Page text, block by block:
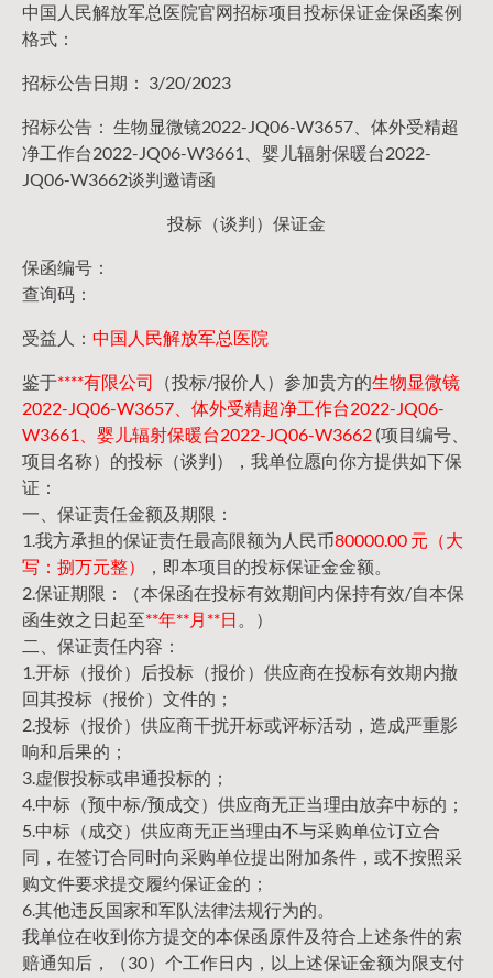
中国人民解放军总医院官网招标项目投标保证金保函案例
格式：
招标公告日期： 3/20/2023
招标公告： 生物显微镜2022-JQ06-W3657、体外受精超
净工作台2022-JQ06-W3661、婴儿辐射保暖台2022-
JQ06-W3662谈判邀请函
投标（谈判）保证金
保函编号：
查询码：
受益人： 中国人民解放军总医院
鉴于****有限公司 （投标/报价人）参加贵方的生物显微镜
2022-JQ06-W3657、体外受精超净工作台2022-JQ06-
W3661、婴儿辐射保暖台2022-JQ06-W3662 (项目编号、
项目名称）的投标（谈判），我单位愿向你方提供如下保
证：
一、保证责任金额及期限：
1.我方承担的保证责任最高限额为人民币80000.00 元（大
写：捌万元整）
，即本项目的投标保证金金额。
2.保证期限：（本保函在投标有效期间内保持有效/自本保
函生效之日起至**年**月**日 。）
二、保证责任内容：
1.开标（报价）后投标（报价）供应商在投标有效期内撤
回其投标（报价）文件的；
2.投标（报价）供应商干扰开标或评标活动，造成严重影
响和后果的；
3.虚假投标或串通投标的；
4.中标（预中标/预成交）供应商无正当理由放弃中标的；
5.中标（成交）供应商无正当理由不与采购单位订立合
同，在签订合同时向采购单位提出附加条件，或不按照采
购文件要求提交履约保证金的；
6.其他违反国家和军队法律法规行为的。
我单位在收到你方提交的本保函原件及符合上述条件的索
赔通知后，（30）个工作日内，以上述保证金额为限支付